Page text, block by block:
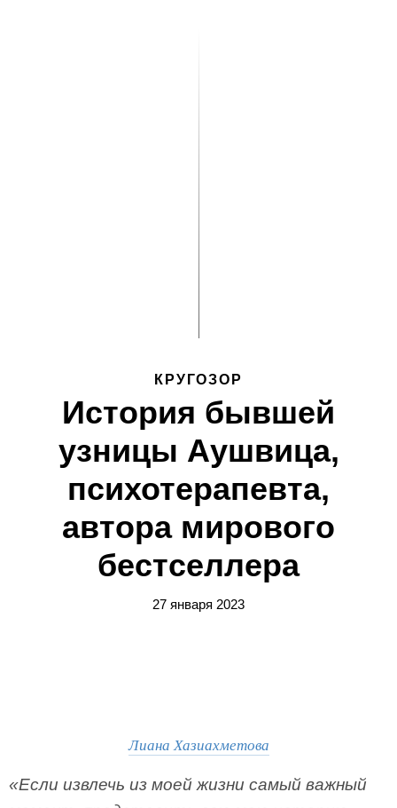
КРУГОЗОР
История бывшей
узницы Аушвица,
психотерапевта,
автора мирового
бестселлера
27 января 2023
Лиана Хазиахметова
«Если извлечь из моей жизни самый важный